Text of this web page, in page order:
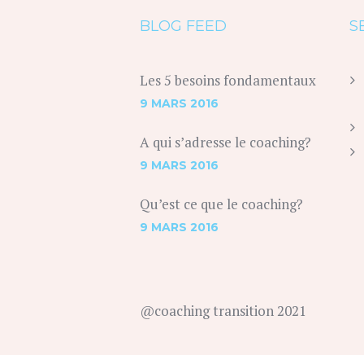
BLOG FEED
Les 5 besoins fondamentaux
9 MARS 2016
A qui s’adresse le coaching?
9 MARS 2016
Qu’est ce que le coaching?
9 MARS 2016
@coaching transition 2021